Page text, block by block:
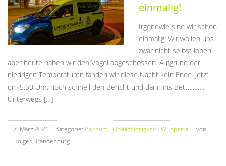
einmalig!
Irgendwie sind wir schon
einmalig! Wir wollen uns
zwar nicht selbst loben,
aber heute haben wir den Vogel abgeschossen. Aufgrund der
niedrigen Temperaturen fanden wir diese Nacht kein Ende. Jetzt
um 5:50 Uhr, noch schnell den Bericht und dann ins Bett……….
Unterwegs […]
7. März 2021 | Kategorie: Bochum · Obdachlosigkeit · Wuppertal | von:
Holger Brandenburg